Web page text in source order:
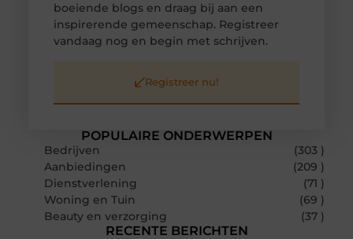
POPULAIRE ONDERWERPEN
Bedrijven
(303 )
Aanbiedingen
(209 )
Dienstverlening
(71 )
Woning en Tuin
(69 )
Beauty en verzorging
(37 )
RECENTE BERICHTEN
boeiende blogs en draag bij aan een
inspirerende gemeenschap. Registreer
vandaag nog en begin met schrijven.
Registreer nu!